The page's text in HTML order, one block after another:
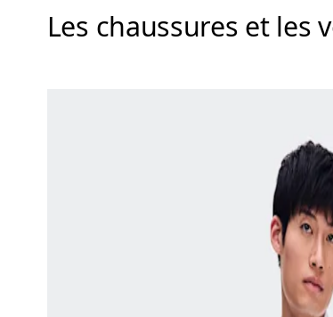
Les chaussures et les